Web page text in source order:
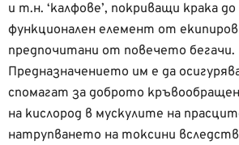
и т.н. ‘калфове’, покриващи крака
функционален елемент от
предпочитани от повечето бегачи.
Предназначението им е да
спомагат за доброто
на кислород в мускулите на
натрупването на токсини